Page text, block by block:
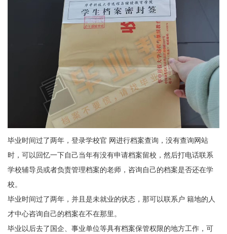
毕业时间过了两年，登录学校官 网进行档案查询，没有查询网站
时，可以回忆一下自己当年有没有申请档案留校，然后打电话联系
学校辅导员或者负责管理档案的老师，咨询自己的档案是否还在学
校。
毕业时间过了两年，并且是未就业的状态，那可以联系户 籍地的人
才中心咨询自己的档案在不在那里。
毕业以后去了国企、事业单位等具有档案保管权限的地方工作，可